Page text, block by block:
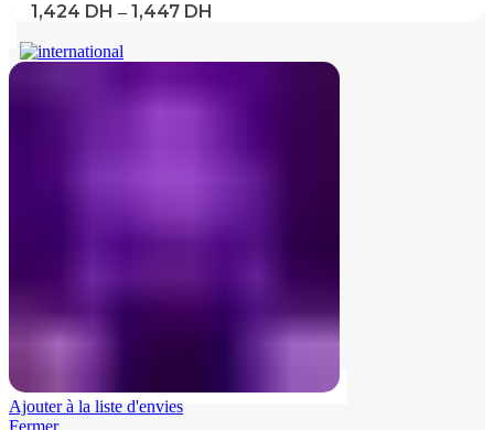
1,424 DH – 1,447 DH
Ajouter à la liste d'envies